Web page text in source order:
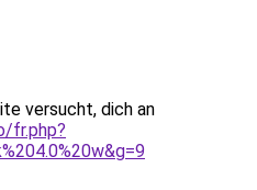
versucht, dich an
fr.php?